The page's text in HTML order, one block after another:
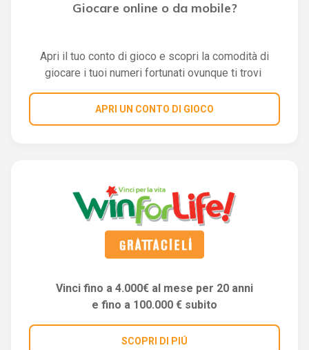
Giocare online o da mobile?
Apri il tuo conto di gioco e scopri la comodità di
giocare i tuoi numeri fortunati ovunque ti trovi
APRI UN CONTO DI GIOCO
Vinci fino a 4.000€ al mese per 20 anni
e fino a 100.000 € subito
SCOPRI DI PIÚ